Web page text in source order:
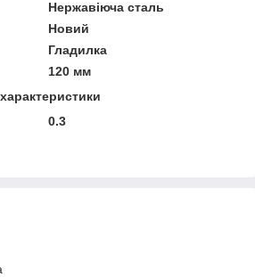
Нержавіюча сталь
Новий
Гладилка
120 мм
0.3